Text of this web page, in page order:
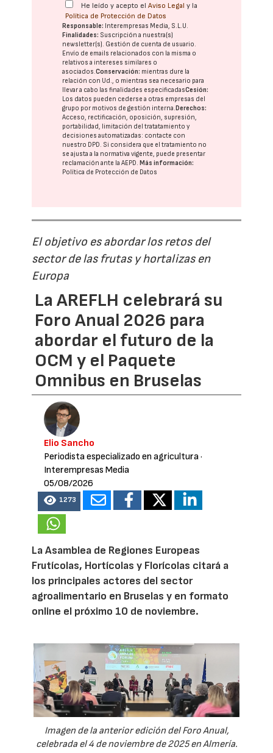
He leído y acepto elAviso Legal y la
Política de Protección de Datos
Responsable: Interempresas Media, S.L.U.
Finalidades: Suscripción a nuestra(s)
newsletter(s). Gestión de cuenta de usuario.
Envío de emails relacionados con la misma o
relativos a intereses similares o
asociados.Conservación: mientras dure la
relación con Ud., o mientras sea necesario para
llevar a cabo las finalidades especificadasCesión:
Los datos pueden cederse a otras empresas del
grupo por motivos de gestión interna.Derechos:
Acceso, rectificación, oposición, supresión,
portabilidad, limitación del tratatamiento y
decisiones automatizadas: contacte con
nuestro DPD. Si considera que el tratamiento no
se ajusta a la normativa vigente, puede presentar
reclamación ante laAEPD.Más información:
Política de Protección de Datos
El objetivo es abordar los retos del
sector de las frutas y hortalizas en
Europa
La AREFLH celebrará su
Foro Anual 2026 para
abordar el futuro de la
OCM y el Paquete
Omnibus en Bruselas
Elio Sancho
Periodista especializado en agricultura·
Interempresas Media
05/08/2026
1273
La Asamblea de Regiones Europeas
Frutícolas, Hortícolas y Florícolas citará a
los principales actores del sector
agroalimentario en Bruselas y en formato
online el próximo 10 de noviembre.
Imagen de la anterior edición del Foro Anual,
celebrada el 4 de noviembre de 2025 en Almería.